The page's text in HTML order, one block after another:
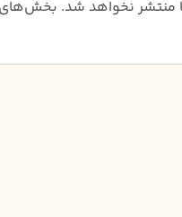
منتشر نخواهد شد. بخش‌های